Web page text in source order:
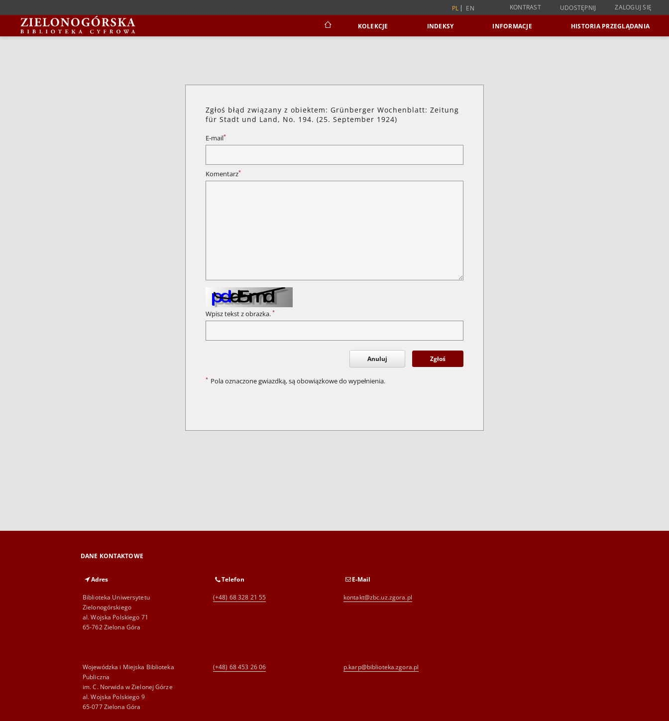
PL EN KONTRAST UDOSTĘPNIJ ZALOGUJ SIĘ
KOLEKCJE INDEKSY INFORMACJE HISTORIA PRZEGLĄDANIA
Zgłoś błąd związany z obiektem: Grünberger Wochenblatt: Zeitung
für Stadt und Land, No. 194. (25. September 1924)
E-mail*
Komentarz*
Wpisz tekst z obrazka. *
Anuluj Zgłoś
* Pola oznaczone gwiazdką, są obowiązkowe do wypełnienia.
DANE KONTAKTOWE
Adres
Biblioteka Uniwersytetu
Zielonogórskiego
al. Wojska Polskiego 71
65-762 Zielona Góra
Telefon
(+48) 68 328 21 55
E-Mail
kontakt@zbc.uz.zgora.pl
Wojewódzka i Miejska Biblioteka
Publiczna
im. C. Norwida w Zielonej Górze
al. Wojska Polskiego 9
65-077 Zielona Góra
(+48) 68 453 26 06 p.karp@biblioteka.zgora.pl